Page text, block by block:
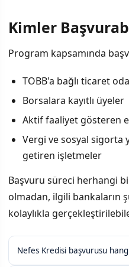
Kimler
Program kapsamında
TOBB'a bağlı ticaret
Borsalara kayıtlı üyeler
Aktif faaliyet gösteren
Vergi ve sosyal
getiren işletmeler
Başvuru süreci herhangi
olmadan, ilgili bankaların
kolaylıkla
Nefes Kredisi başvurusu